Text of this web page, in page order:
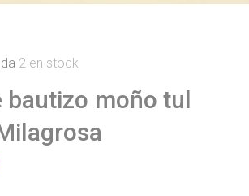
2 en stock
bautizo moño tul